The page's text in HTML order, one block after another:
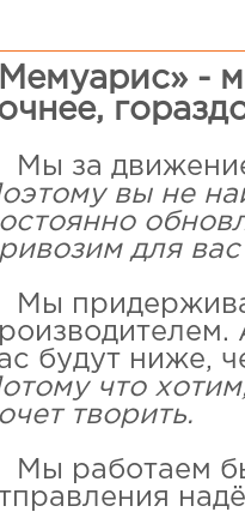
-
Мы за
вы не
для
Мы
будут ниже,
что
творить.
Мы работаем